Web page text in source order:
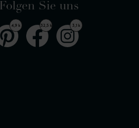
Folgen Sie uns
4,9 k 32,5 k 3,1 k